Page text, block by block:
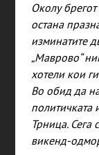
Околу
остана
изминатите
„Маврово“
хотели кои
Во обид да
политичката
Трница. Сега
викенд-